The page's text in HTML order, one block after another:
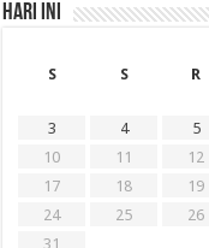
HARI INI
S
S R
3
4 5
10
11 12
17
18 19
24
25 26
31